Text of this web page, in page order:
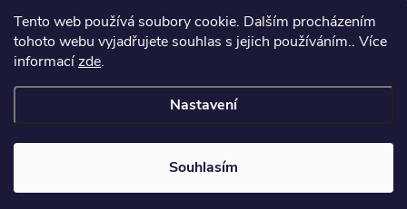
Tento web používá soubory cookie. Dalším procházením
tohoto webu vyjadřujete souhlas s jejich používáním.. Více
informacízde.
Nastavení
Souhlasím
Copyright 2026Style4.cz. Všechna práva vyhrazena.